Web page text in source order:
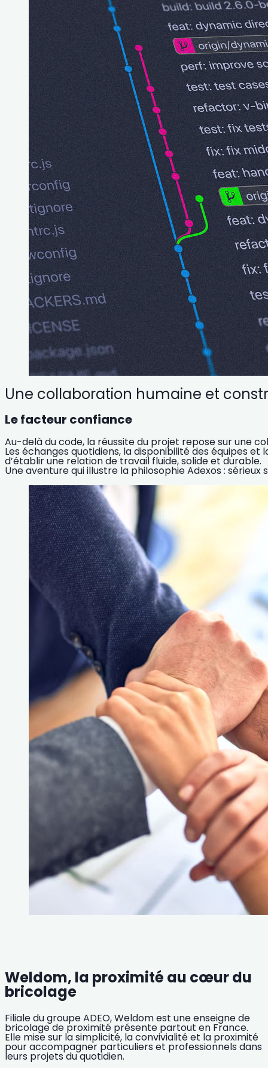
Une collaboration humaine et
Le facteur confiance
Au-delà du code, la réussite du projet repose sur une
Les échanges quotidiens, la disponibilité des équipes
d’établir une relation de travail fluide, solide et durable.
Une aventure qui illustre la philosophie Adexos : sérieux
Weldom, la proximité au cœur du
bricolage
Filiale du groupe ADEO, Weldom est une enseigne de
bricolage de proximité présente partout en France.
Elle mise sur la simplicité, la convivialité et la proximité
pour accompagner particuliers et professionnels dans
leurs projets du quotidien.